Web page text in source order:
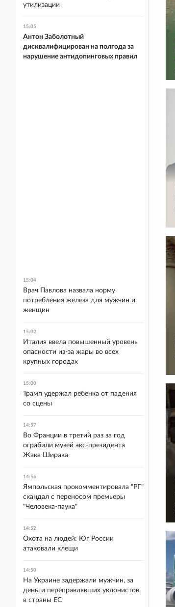
утилизации
15:05
Антон Заболотный
дисквалифицирован на полгода за
нарушение антидопинговых правил
15:04
Врач Павлова назвала норму
потребления железа для мужчин и
женщин
15:02
Италия ввела повышенный уровень
опасности из-за жары во всех
крупных городах
15:00
Трамп удержал ребенка от падения
со сцены
14:57
Во Франции в третий раз за год
ограбили музей экс-президента
Жака Ширака
14:56
Ямпольская прокомментировала "РГ"
скандал с переносом премьеры
"Человека-паука"
14:52
Охота на людей: Юг России
атаковали клещи
14:50
На Украине задержали мужчин, за
деньги переправлявших уклонистов
в страны ЕС